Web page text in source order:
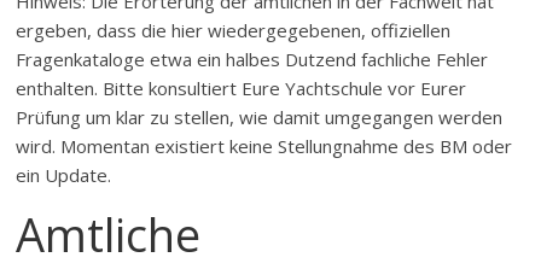
ergeben, dass die hier wiedergegebenen, offiziellen
Fragenkataloge etwa ein halbes Dutzend fachliche Fehler
enthalten. Bitte konsultiert Eure Yachtschule vor Eurer
Prüfung um klar zu stellen, wie damit umgegangen werden
wird. Momentan existiert keine Stellungnahme des BM oder
ein Update.
Amtliche